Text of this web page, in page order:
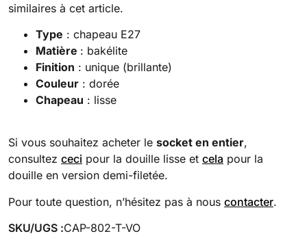
similaires à cet article.
Type : chapeau E27
Matière : bakélite
Finition : unique (brillante)
Couleur : dorée
Chapeau : lisse
Si vous souhaitez acheter le socket en entier,
consultez ceci pour la douille lisse et cela pour la
douille en version demi-filetée.
Pour toute question, n’hésitez pas à nous contacter.
SKU/UGS :CAP-802-T-VO